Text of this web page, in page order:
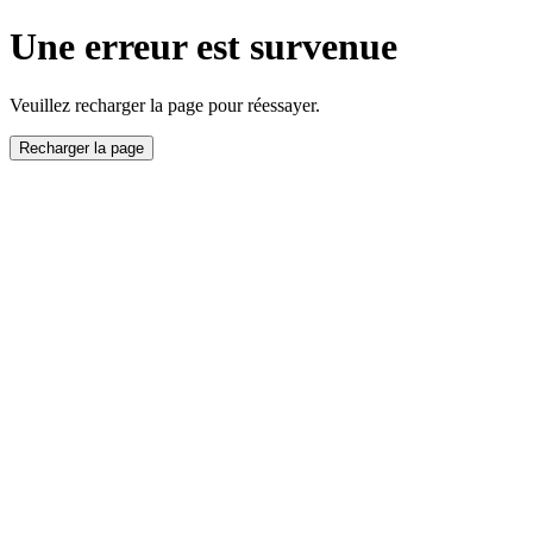
Une erreur est survenue
Veuillez recharger la page pour réessayer.
Recharger la page